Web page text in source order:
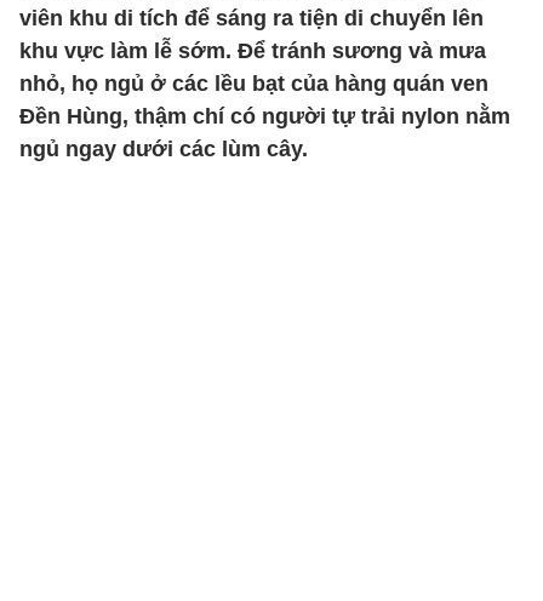
viên khu di tích để sáng ra tiện di chuyển lên
khu vực làm lễ sớm. Để tránh sương và mưa
nhỏ, họ ngủ ở các lều bạt của hàng quán ven
Đền Hùng, thậm chí có người tự trải nylon nằm
ngủ ngay dưới các lùm cây.